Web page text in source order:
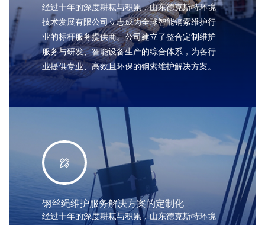
经过十年的深度耕耘与积累，山东德克斯特环境
技术发展有限公司立志成为全球智能钢索维护行
业的标杆服务提供商。公司建立了整合定制维护
服务与研发、智能设备生产的综合体系，为各行
业提供专业、高效且环保的钢索维护解决方案。
钢丝绳维护服务解决方案的定制化
经过十年的深度耕耘与积累，山东德克斯特环境